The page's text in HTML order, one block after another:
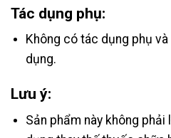
Tác dụng phụ:
Không có tác dụng phụ
dụng.
Lưu ý:
Sản phẩm này không